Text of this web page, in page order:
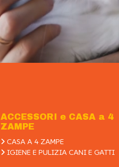
ACCESSORI e CASA a 4
ZAMPE
CASA A 4 ZAMPE
IGIENE E PULIZIA CANI E GATTI